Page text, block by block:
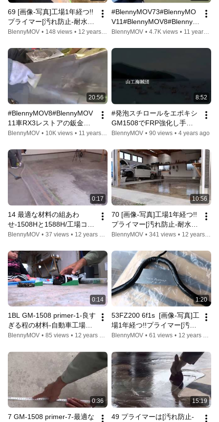
69 [画像-写真]工場1年経つ!!
プライマー[汚れ防止-耐水-
粉塵-部品発見-ブース]自分
ア-旧車-ゴムの入手は?GM-
7775,6800,8300
BlennyMOV • 148 views • 12 years ago
#BlennyMOV73#BlennyMO
V11#BlennyMOV8#BlennyM
OV117ポリパテ鈑金パテ凹
#GM8300とGM1508でハイ
BlennyMOV • 4.7K views • 11 years ago
20:56
#BlennyMOV8#BlennyMOV
11車RX3レストアの鈑金板
金へこみえくぼサビを防錆
でポリパテ鈑金パテみたい
に使えてGM8300とGM1508
での混合ハイブリッド5B
BlennyMOV • 10K views •
8:52
#発泡スチロールをエポキシ
GM1508でFRP強化し手作
りイカダレース参戦#山口県
化で
GM1508#BlennyMOV63#Bl
ennyMOV11
BlennyMOV • 90 views • 4 years ago
0:17
14 最適な材料の組あわ
せ-1508Hと1588H/工場コン
クリ-床フロアー施工!!プラ
塵-落とし部品-水分]GM-
7775ゴム自作
BlennyMOV • 37 views •
10:56
70 [画像-写真]工場1年経つ!!
プライマー[汚れ防止-耐水-
粉塵-部品発見-ブース]自分
ア-旧車-ゴムの入手は?GM-
7775,6800,8300
BlennyMOV • 341 views •
0:14
1BL GM-1508 primer-1-良す
ぎる程の材料-自動車工場の
コンクリート-床フロアー施
耐水-粉塵-落下品の見やす
さ-水分も吸い込み]GM-
7775ゴムの自家製
BlennyMOV • 85 views • 12 years ago
1:20
53FZ200 6f1s  [画像-写真]工
場1年経つ!!プライマー[汚れ
防止-耐水-粉塵-部品発見-ブ
フ-レストア-旧車-ゴムの入
手は?GM-7775,6800,8300
BlennyMOV • 61 views • 12 years ago
0:36
7 GM-1508 primer-7-最適な
15:19
49 プライマーは[汚れ防止-